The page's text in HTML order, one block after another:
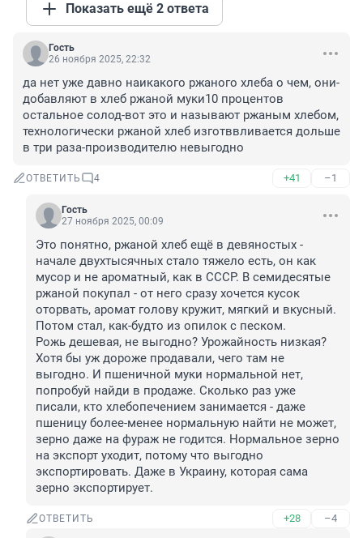
Показать ещё 2 ответа
Гость
26 ноября 2025, 22:32
да нет уже давно наикакого ржаного хлеба о чем, они-
добавляют в хлеб ржаной муки10 процентов
остальное солод-вот это и называют ржаным хлебом,
технологически ржаной хлеб изготввливается дольше
в три раза-производителю невыгодно
ОТВЕТИТЬ 4 +41 –1
Гость
27 ноября 2025, 00:09
Это понятно, ржаной хлеб ещё в девяностых -
начале двухтысячных стало тяжело есть, он как
мусор и не ароматный, как в СССР. В семидесятые
ржаной покупал - от него сразу хочется кусок
оторвать, аромат голову кружит, мягкий и вкусный.
Потом стал, как-будто из опилок с песком.
Рожь дешевая, не выгодно? Урожайность низкая?
Хотя бы уж дороже продавали, чего там не
выгодно. И пшеничной муки нормальной нет,
попробуй найди в продаже. Сколько раз уже
писали, кто хлебопечением занимается - даже
пшеницу более-менее нормальную найти не может,
зерно даже на фураж не годится. Нормальное зерно
на экспорт уходит, потому что выгодно
экспортировать. Даже в Украину, которая сама
зерно экспортирует.
ОТВЕТИТЬ +28 –4